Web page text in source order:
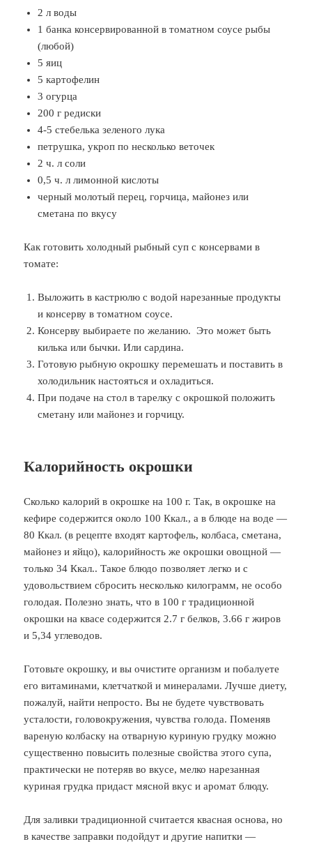
2 л воды
1 банка консервированной в томатном соусе рыбы
(любой)
5 яиц
5 картофелин
3 огурца
200 г редиски
4-5 стебелька зеленого лука
петрушка, укроп по несколько веточек
2 ч. л соли
0,5 ч. л лимонной кислоты
черный молотый перец, горчица, майонез или
сметана по вкусу
Как готовить холодный рыбный суп с консервами в
томате:
Выложить в кастрюлю с водой нарезанные продукты
и консерву в томатном соусе.
Консерву выбираете по желанию. Это может быть
килька или бычки. Или сардина.
Готовую рыбную окрошку перемешать и поставить в
холодильник настояться и охладиться.
При подаче на стол в тарелку с окрошкой положить
сметану или майонез и горчицу.
Калорийность окрошки
Сколько калорий в окрошке на 100 г. Так, в окрошке на
кефире содержится около 100 Ккал., а в блюде на воде —
80 Ккал. (в рецепте входят картофель, колбаса, сметана,
майонез и яйцо), калорийность же окрошки овощной —
только 34 Ккал.. Такое блюдо позволяет легко и с
удовольствием сбросить несколько килограмм, не особо
голодая. Полезно знать, что в 100 г традиционной
окрошки на квасе содержится 2.7 г белков, 3.66 г жиров
и 5,34 углеводов.
Готовьте окрошку, и вы очистите организм и побалуете
его витаминами, клетчаткой и минералами. Лучше диету,
пожалуй, найти непросто. Вы не будете чувствовать
усталости, головокружения, чувства голода. Поменяв
вареную колбаску на отварную куриную грудку можно
существенно повысить полезные свойства этого супа,
практически не потеряв во вкусе, мелко нарезанная
куриная грудка придаст мясной вкус и аромат блюду.
Для заливки традиционной считается квасная основа, но
в качестве заправки подойдут и другие напитки —